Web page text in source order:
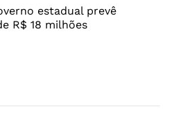
estadual prevê
R$ 18 milhões